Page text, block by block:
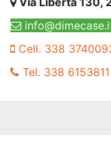
Cell. 338
Tel. 338 6153811